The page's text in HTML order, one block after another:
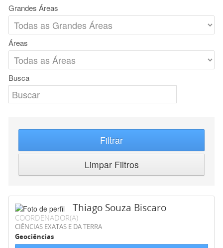
Grandes Áreas
Áreas
Busca
Filtrar
Limpar Filtros
Thiago Souza Biscaro
COORDENADOR(A)
CIÊNCIAS EXATAS E DA TERRA
Geociências